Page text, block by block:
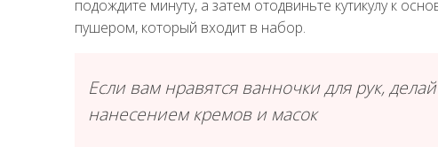
подождите минуту, а затем отодвиньте кутикулу к
пушером, который входит в набор.
Если вам нравятся ванночки для рук,
нанесением кремов и масок